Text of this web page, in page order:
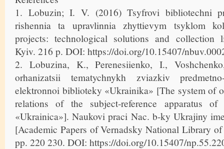
1. Lobuzin; I. V. (2016) Tsyfrovi bibliotechni
rishennia ta upravlinnia zhyttievym tsyklom
projects: technological solutions and collection
Kyiv. 216 p. DOI: https://doi.org/10.15407/
2. Lobuzina, K., Perenesiienko, I.,
orhanizatsii tematychnykh zviazkiv
elektronnoi biblioteky «Ukrainika» [The system of
relations of the subject-reference apparatus
«Ukrainica»]. Naukovi praci Nac. b-ky Ukrajiny
[Academic Papers of Vernadsky National Library
pp. 220 230. DOI: https://doi.org/10.15407/